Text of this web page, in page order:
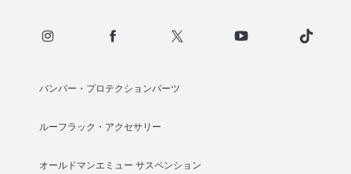
バンパー・プロテクションパーツ
ルーフラック・アクセサリー
オールドマンエミュー サスペンション